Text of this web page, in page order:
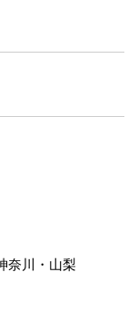
奈川・山梨